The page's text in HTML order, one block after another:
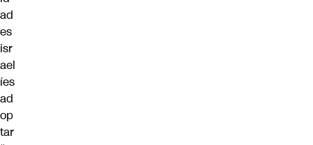
ad
es
isr
ael
íes
ad
op
tar